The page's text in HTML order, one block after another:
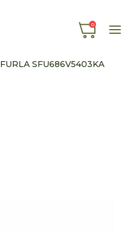
0
FURLA SFU686V5403KA